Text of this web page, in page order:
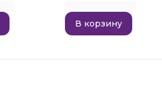
В корзину